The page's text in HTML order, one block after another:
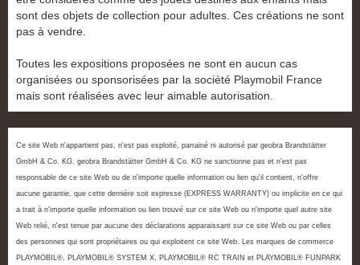
sont des objets de collection pour adultes. Ces créations ne sont
pas à vendre.
Toutes les expositions proposées ne sont en aucun cas
organisées ou sponsorisées par la société Playmobil France
mais sont réalisées avec leur aimable autorisation.
Ce site Web n'appartient pas, n'est pas exploité, parrainé ni autorisé par geobra Brandstätter
GmbH & Co. KG. geobra Brandstätter GmbH & Co. KG ne sanctionne pas et n'est pas
responsable de ce site Web ou de n'importe quelle information ou lien qu'il contient, n'offre
aucune garantie, que cette dernière soit expresse (EXPRESS WARRANTY) ou implicite en ce qui
a trait à n'importe quelle information ou lien trouvé sur ce site Web ou n'importe quel autre site
Web relié, n'est tenue par aucune des déclarations apparaissant sur ce site Web ou par celles
des personnes qui sont propriétaires ou qui exploitent ce site Web. Les marques de commerce
PLAYMOBIL®, PLAYMOBIL® SYSTEM X, PLAYMOBIL® RC TRAIN et PLAYMOBIL® FUNPARK